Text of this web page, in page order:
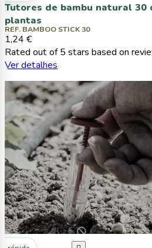
Tutores de bambu natural 30
plantas
REF. BAMBOO STICK 30
1,24 €
Rated out of 5 stars based on
Ver detalhes